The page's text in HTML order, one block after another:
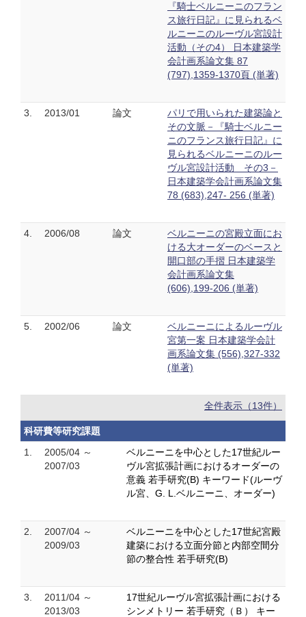
『騎士ベルニーニのフラン
ス旅行日記』に見られるベ
ルニーニのルーヴル宮設計
活動（その4） 日本建築学
会計画系論文集 87
(797),1359-1370頁 (単著)
3. 2013/01 論文
パリで用いられた建築論と
その文脈－『騎士ベルニー
ニのフランス旅行日記』に
見られるベルニーニのルー
ヴル宮設計活動 その3－
日本建築学会計画系論文集
78 (683),247- 256 (単著)
4. 2006/08 論文
ベルニーニの宮殿立面にお
ける大オーダーのベースと
開口部の手摺 日本建築学
会計画系論文集
(606),199-206 (単著)
5. 2002/06 論文
ベルニーニによるルーヴル
宮第一案 日本建築学会計
画系論文集 (556),327-332
(単著)
全件表示（13件）
科研費等研究課題
1.
2005/04 ～
2007/03
ベルニーニを中心とした17世紀ルー
ヴル宮拡張計画におけるオーダーの
意義 若手研究(B) キーワード(ルーヴ
ル宮、G. L.ベルニーニ、オーダー)
2.
2007/04 ～
2009/03
ベルニーニを中心とした17世紀宮殿
建築における立面分節と内部空間分
節の整合性 若手研究(B)
3.
2011/04 ～
2013/03
17世紀ルーヴル宮拡張計画における
シンメトリー 若手研究（Ｂ） キー